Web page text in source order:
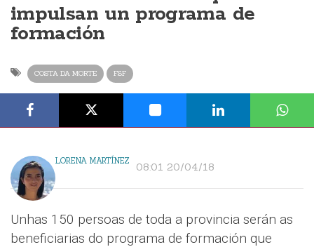
impulsan un programa de
formación
COSTA DA MORTE FSF
LORENA MARTÍNEZ 08:01 20/04/18
Unhas 150 persoas de toda a provincia serán as
beneficiarias do programa de formación que